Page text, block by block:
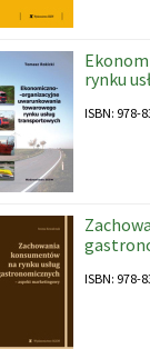
rynku
ISBN: 978-
ISBN: 978-